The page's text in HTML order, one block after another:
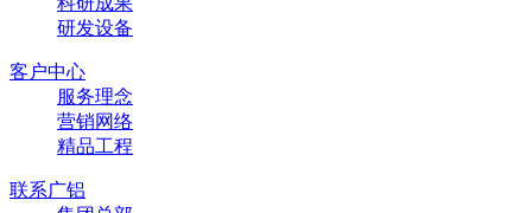
研发设备
客户中心
服务理念
营销网络
精品工程
联系广铝